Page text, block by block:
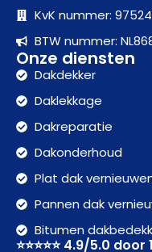
KvK nummer:
BTW nummer:
Onze diensten
Dakdekker
Daklekkage
Dakreparatie
Dakonderhoud
Plat dak
Pannen dak
Bitumen
⭐⭐⭐⭐⭐ 4.9/5.0